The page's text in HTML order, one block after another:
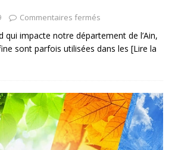
Commentaires fermés
qui impacte notre département de l’Ain,
sont parfois utilisées dans les [Lire la